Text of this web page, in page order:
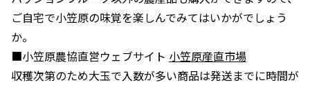
ご自宅で小笠原の味覚を楽しんでみてはいかがでしょう
か。
■小笠原農協直営ウェブサイト 小笠原産直市場
収穫次第のため大玉で入数が多い商品は発送までに時間が